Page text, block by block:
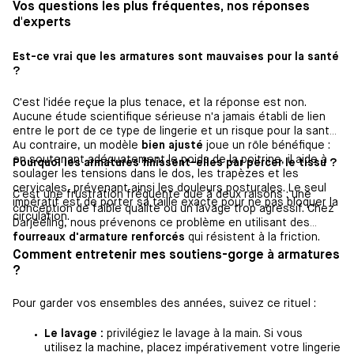
Vos questions les plus fréquentes, nos réponses
d'experts
Est-ce vrai que les armatures sont mauvaises pour la santé
?
C'est l'idée reçue la plus tenace, et la réponse est non.
Aucune étude scientifique sérieuse n'a jamais établi de lien
entre le port de ce type de lingerie et un risque pour la santé.
Au contraire, un modèle bien ajusté joue un rôle bénéfique :
en soutenant adéquatement le poids de la poitrine, il aide à
soulager les tensions dans le dos, les trapèzes et les
cervicales, prévenant ainsi les douleurs posturales. Le seul
impératif est de porter sa taille exacte pour ne pas bloquer la
circulation.
Pourquoi les armatures finissent-elles par percer le tissu ?
C'est une frustration fréquente due à deux raisons : une
conception de faible qualité ou un lavage trop agressif. Chez
Darjeeling, nous prévenons ce problème en utilisant des
fourreaux d'armature renforcés qui résistent à la friction.
Comment entretenir mes soutiens-gorge à armatures
?
Pour garder vos ensembles des années, suivez ce rituel :
Le lavage : privilégiez le lavage à la main. Si vous
utilisez la machine, placez impérativement votre lingerie